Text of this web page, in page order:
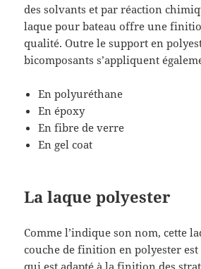
des solvants et par réaction
laque pour bateau offre une
qualité. Outre le support en
bicomposants s’appliquent
En polyuréthane
En époxy
En fibre de verre
En gel coat
La laque polyester
Comme l’indique son nom, cette
couche de finition en polyester
qui est adapté à la finition des